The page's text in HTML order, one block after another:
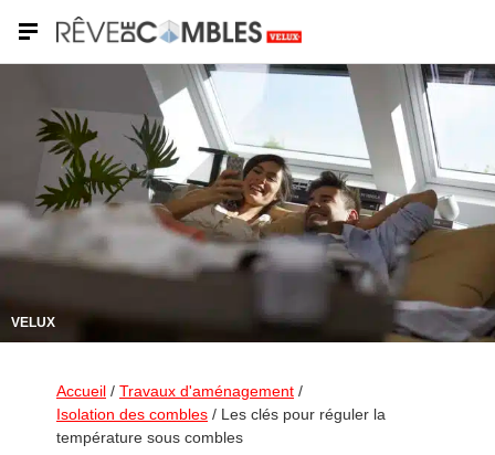
Accueil / Travaux d'aménagement /
Isolation des combles / Les clés pour réguler la
température sous combles
VELUX